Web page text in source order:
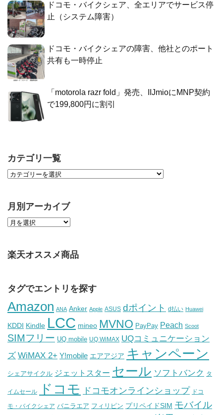
ドコモ・バイクシェア、全エリアでサービス停
止（システム障害）
ドコモ・バイクシェアの障害、他社とのポート
共有も一時停止
「motorola razr fold」発売、IIJmioにMNP契約
で199,800円に割引
カテゴリ一覧
月別アーカイブ
楽天オススメ商品
タグでエントリを探す
Amazon ANA Anker Apple ASUS dポイント d払い Huawei
KDDI Kindle LCC mineo MVNO PayPay Peach Scoot
SIMフリー UQ mobile UQ WiMAX UQコミュニケーション
ズ WiMAX 2+ Y!mobile エアアジア キャンペーン
シェアサイクル ジェットスター セール ソフトバンク タ
イムセール ドコモ ドコモオンラインショップ ドコ
モ・バイクシェア バニラエア フィリピン プリペイドSIM モバイル